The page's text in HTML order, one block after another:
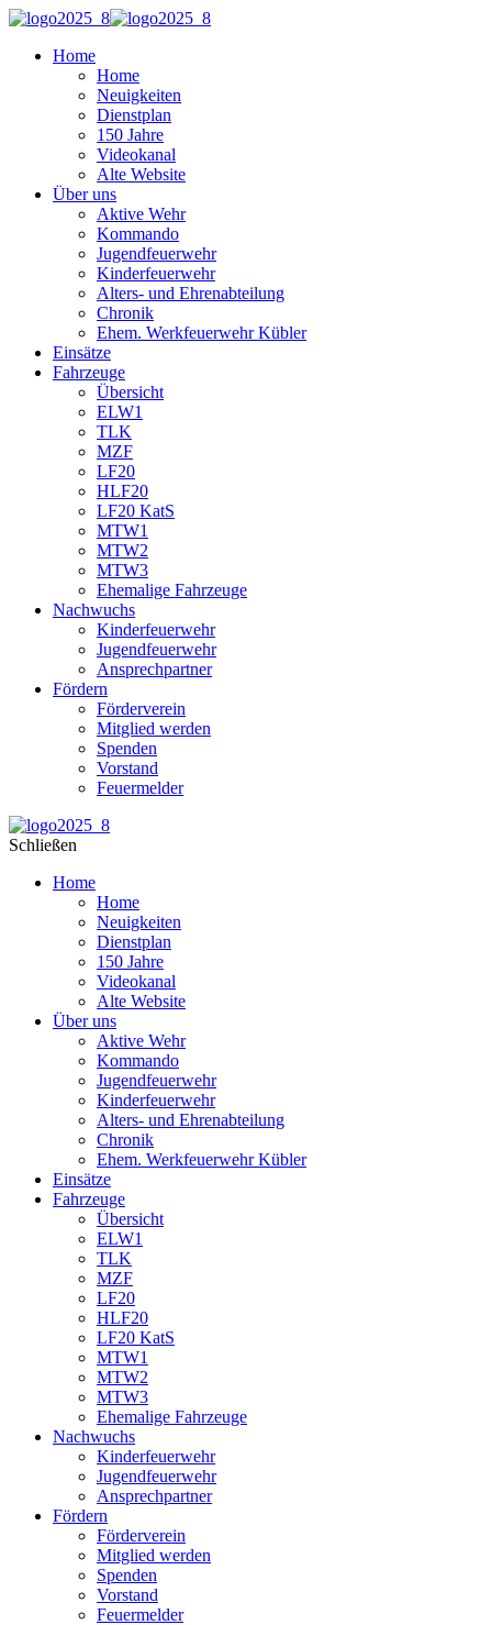
Home
Home
Neuigkeiten
Dienstplan
150 Jahre
Videokanal
Alte Website
Über uns
Aktive Wehr
Kommando
Jugendfeuerwehr
Kinderfeuerwehr
Alters- und Ehrenabteilung
Chronik
Ehem. Werkfeuerwehr Kübler
Einsätze
Fahrzeuge
Übersicht
ELW1
TLK
MZF
LF20
HLF20
LF20 KatS
MTW1
MTW2
MTW3
Ehemalige Fahrzeuge
Nachwuchs
Kinderfeuerwehr
Jugendfeuerwehr
Ansprechpartner
Fördern
Förderverein
Mitglied werden
Spenden
Vorstand
Feuermelder
Schließen
Home
Home
Neuigkeiten
Dienstplan
150 Jahre
Videokanal
Alte Website
Über uns
Aktive Wehr
Kommando
Jugendfeuerwehr
Kinderfeuerwehr
Alters- und Ehrenabteilung
Chronik
Ehem. Werkfeuerwehr Kübler
Einsätze
Fahrzeuge
Übersicht
ELW1
TLK
MZF
LF20
HLF20
LF20 KatS
MTW1
MTW2
MTW3
Ehemalige Fahrzeuge
Nachwuchs
Kinderfeuerwehr
Jugendfeuerwehr
Ansprechpartner
Fördern
Förderverein
Mitglied werden
Spenden
Vorstand
Feuermelder